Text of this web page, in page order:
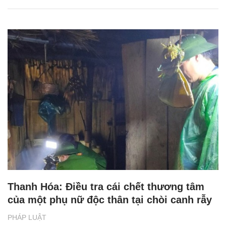
PHÁP LUẬT
Thanh Hóa: Điều tra cái chết thương tâm
của một phụ nữ độc thân tại chòi canh rẫy